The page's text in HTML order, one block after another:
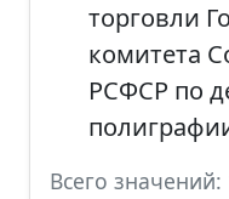
торговли
комитета
РСФСР по
Всего значений: